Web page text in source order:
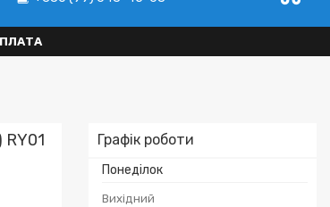
Графік роботи
Понеділок
Вихідний